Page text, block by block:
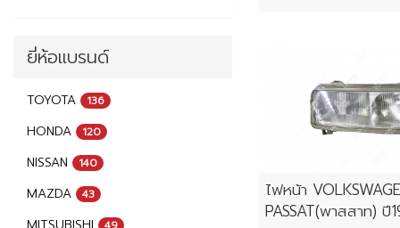
ยี่ห้อแบรนด์
TOYOTA 136
HONDA 120
NISSAN 140
MAZDA 43
ไฟหน้า
PASSAT(พาสสาท) ปี